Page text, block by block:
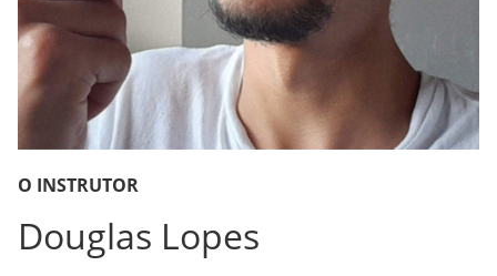
O INSTRUTOR
Douglas Lopes